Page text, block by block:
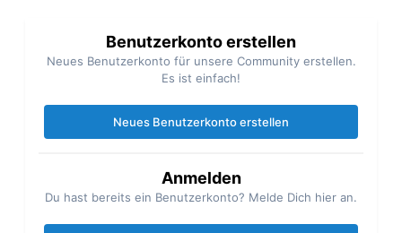
Benutzerkonto erstellen
Neues Benutzerkonto für unsere Community erstellen.
Es ist einfach!
Neues Benutzerkonto erstellen
Anmelden
Du hast bereits ein Benutzerkonto? Melde Dich hier an.